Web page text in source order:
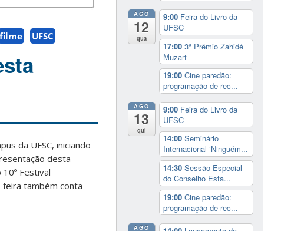
filme UFSC
da UFSC, iniciando
desta
Festival
feira também conta
AGO
12
qua
9:00 Feira do Livro da
UFSC
17:00 3º Prêmio Zahidé
Muzart
19:00 Cine paredão:
programação de rec...
AGO
13
qui
9:00 Feira do Livro da
UFSC
14:00 Seminário
Internacional ‘Ninguém...
14:30 Sessão Especial
do Conselho Esta...
19:00 Cine paredão:
programação de rec...
AGO